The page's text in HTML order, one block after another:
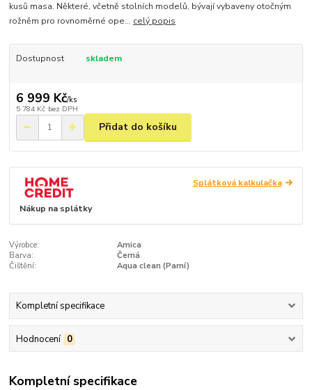
kusů masa. Některé, včetně stolních modelů, bývají vybaveny otočným
rožněm pro rovnoměrné ope... celý popis
Dostupnost skladem
6 999 Kč/ks
5 784 Kč bez DPH
Přidat do košíku
Splátková kalkulačka
Nákup na splátky
Výrobce:
Amica
Barva:
Černá
Čištění:
Aqua clean (Parní)
Kompletní specifikace
Hodnocení 0
Kompletní specifikace